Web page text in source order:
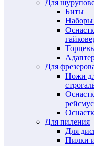
Для
Биты
Наборы
Для
Ножи
Для пиления
Для
Пилки